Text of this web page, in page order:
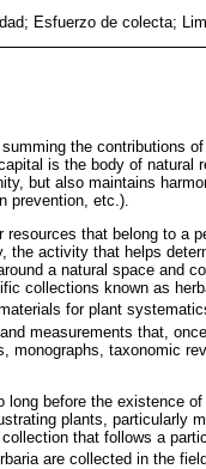
Esfuerzo de colecta;
the contributions
is the body of natural
but also maintains
prevention, etc.).
that belong to a
the activity that helps
a natural space and
collections known as
for plant
measurements that,
taxonomic
before the existence
plants, particularly
that follows a
are collected in the